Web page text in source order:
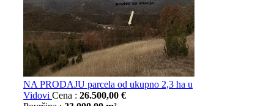
NA PRODAJU parcela od ukupno 2,3 ha u
Vidovi Cena : 26.500,00 €